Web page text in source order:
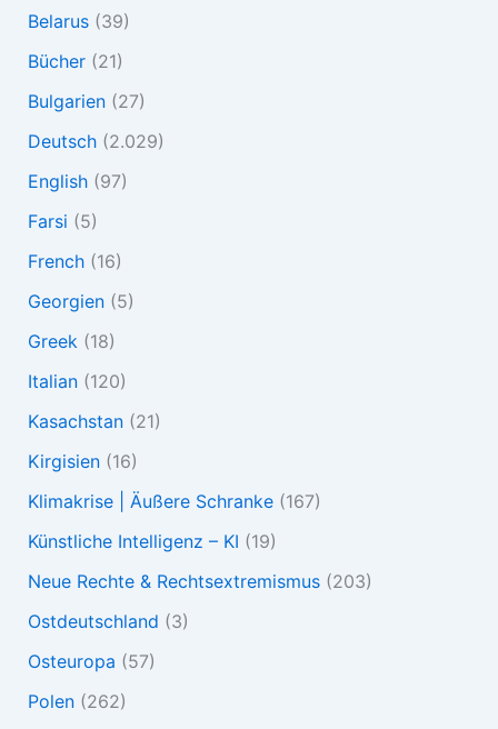
Belarus(39)
Bücher(21)
Bulgarien(27)
Deutsch(2.029)
English(97)
Farsi (5)
French(16)
Georgien(5)
Greek(18)
Italian(120)
Kasachstan(21)
Kirgisien(16)
Klimakrise | Äußere Schranke(167)
Künstliche Intelligenz – KI (19)
Neue Rechte & Rechtsextremismus(203)
Ostdeutschland (3)
Osteuropa (57)
Polen(262)